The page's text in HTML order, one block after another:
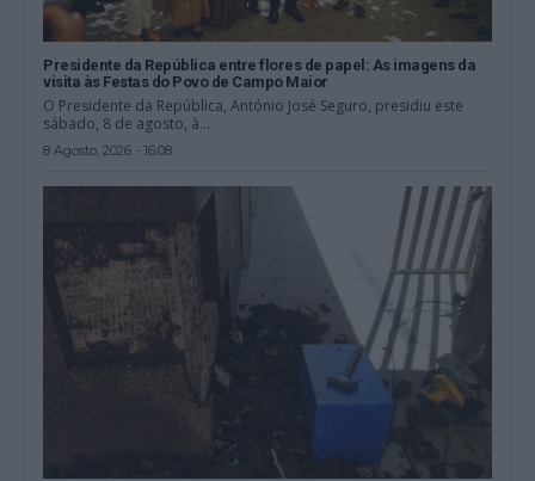
Presidente da República entre flores de papel: As imagens da
visita às Festas do Povo de Campo Maior
O Presidente da República, António José Seguro, presidiu este
sábado, 8 de agosto, à...
8 Agosto, 2026 - 16:08